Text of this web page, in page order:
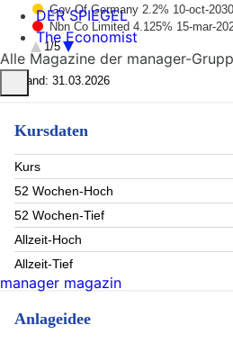
Gov Of Germany 2.2% 10-oct-
Nbn Co Limited 4.125% 15-mar-
Elia Transmission Belgium
Gov Of Germany 1.7% 15-aug-
Natwest Markets Plc 3.0% 03-sep-
Amazon.com. Inc. 3.7% 16-mar-
1/5
Stand: 31.03.2026
Kursdaten
Kurs
52 Wochen-Hoch
52 Wochen-Tief
Allzeit-Hoch
Allzeit-Tief
Anlageidee
DER SPIEGEL
The Economist
Alle Magazine der manager-
manager magazin